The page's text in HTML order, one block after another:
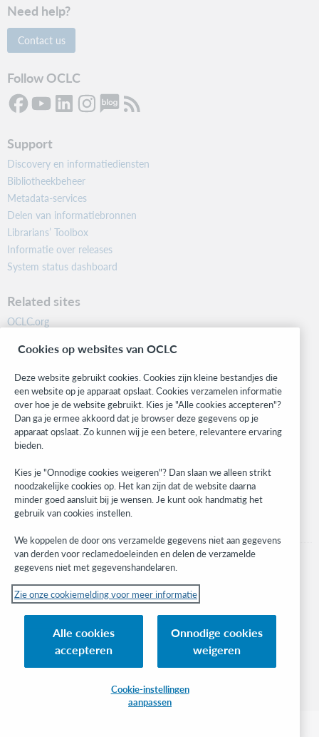
Need help?
Contact us
Follow OCLC
Support
Discovery en informatiediensten
Bibliotheekbeheer
Metadata-services
Delen van informatiebronnen
Librarians’ Toolbox
Informatie over releases
System status dashboard
Related sites
OCLC.org
Community
Research
WebJunction
Developer Network
Stay in the know.
Get the latest product updates, research, events, and much more—
right to your inbox.
Subscribe now
© 2023 OCLC
Inc. en buitenlandse filialen
Cookiemelding Lijst met cookies en cookie-instellingen Privacybeleid
Cookies op websites van OCLC
Deze website gebruikt cookies. Cookies zijn kleine bestandjes die
een website op je apparaat opslaat. Cookies verzamelen informatie
over hoe je de website gebruikt. Kies je "Alle cookies accepteren"?
Dan ga je ermee akkoord dat je browser deze gegevens op je
apparaat opslaat. Zo kunnen wij je een betere, relevantere ervaring
bieden.
Kies je "Onnodige cookies weigeren"? Dan slaan we alleen strikt
noodzakelijke cookies op. Het kan zijn dat de website daarna
minder goed aansluit bij je wensen. Je kunt ook handmatig het
gebruik van cookies instellen.
We koppelen de door ons verzamelde gegevens niet aan gegevens
van derden voor reclamedoeleinden en delen de verzamelde
gegevens niet met gegevenshandelaren.
Zie onze cookiemelding voor meer informatie
Alle cookies
accepteren
Onnodige cookies
weigeren
Cookie-instellingen
aanpassen